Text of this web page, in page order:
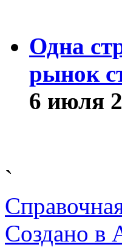
Одна
рынок
6 июля
`
Cоздано в